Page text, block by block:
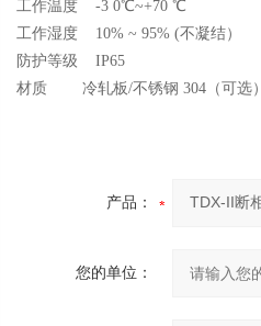
工作温度 -3 0℃~+70 ℃
工作湿度 10% ~ 95% (不凝结）
防护等级 IP65
材质 冷轧板/不锈钢 304（可选）
产品：
您的单位：